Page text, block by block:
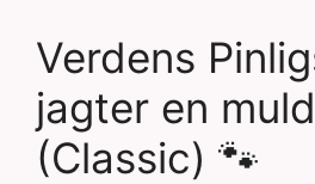
Verdens
jagter en
(Classic) 🐾